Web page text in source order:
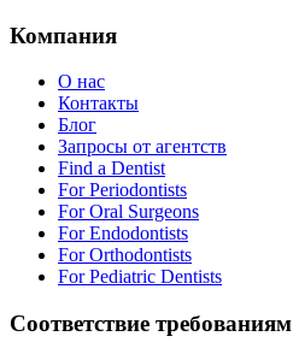
Компания
О нас
Контакты
Блог
Запросы от агентств
Find a Dentist
For Periodontists
For Oral Surgeons
For Endodontists
For Orthodontists
For Pediatric Dentists
Соответствие требованиям